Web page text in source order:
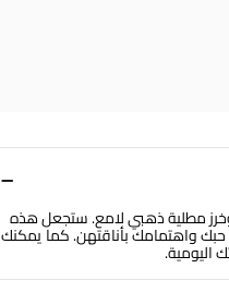
−
وخرز مطلية ذهبي لامع. ستجعل هذه
حبك واهتمامك بأناقتهن. كما يمكنك
اليومية.